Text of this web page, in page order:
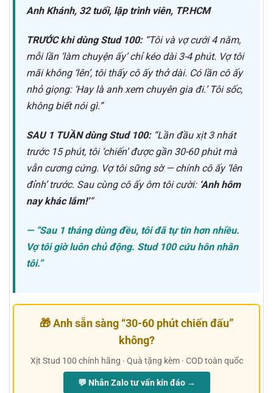
Anh Khánh, 32 tuổi, lập trình viên, TP.HCM
TRƯỚC khi dùng Stud 100:“Tôi và vợ cưới 4 năm,
mỗi lần ‘làm chuyện ấy’ chỉ kéo dài 3-4 phút. Vợ tôi
mãi không ‘lên’, tôi thấy cô ấy thở dài. Có lần cô ấy
nhỏ giọng: ‘Hay là anh xem chuyên gia đi.’Tôi sốc,
không biết nói gì.”
SAU 1 TUẦN dùng Stud 100:“Lần đầu xịt 3 nhát
trước 15 phút, tôi ‘chiến’ được gần 30-60 phút mà
vẫn cương cứng. Vợ tôi sững sờ — chính cô ấy ‘lên
đỉnh’ trước. Sau cùng cô ấy ôm tôi cười: ‘Anh hôm
nay khác lắm!’“
— “Sau 1 tháng dùng đều, tôi đã tự tin hơn nhiều.
Vợ tôi giờ luôn chủ động. Stud 100 cứu hôn nhân
tôi.”
🎁 Anh sẵn sàng “30-60 phút chiến đấu”
không?
Xịt Stud 100 chính hãng · Quà tặng kèm · COD toàn quốc
💬 Nhắn Zalo tư vấn kín đáo →